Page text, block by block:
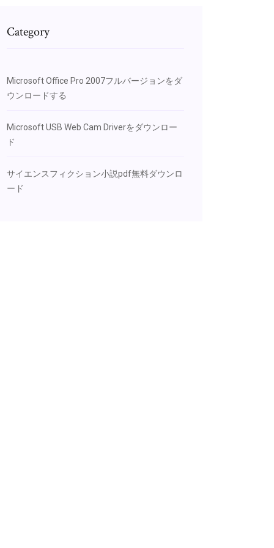
Category
Microsoft Office Pro 2007フルバージョンをダ
ウンロードする
Microsoft USB Web Cam Driverをダウンロー
ド
サイエンスフィクション小説pdf無料ダウンロ
ード